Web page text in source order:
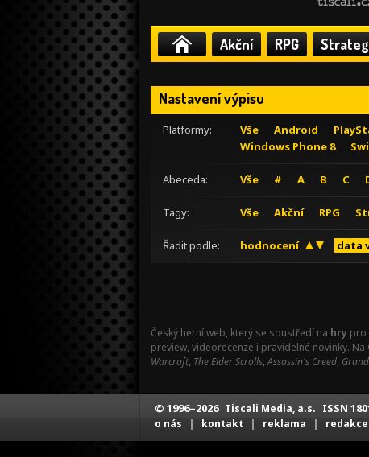
Akční RPG
Nastavení výpisu
Platformy: Vše Android
Windows Phone 8
Abeceda: Vše # A B C
Tagy: Vše Akční RPG
Řadit podle: hodnocení data
Český herní web, který se soustředí na hry pro
preview, videorecenze i pravidelné novinky.
Warcraft, The Elder Scrolls,Assassin's Creed,
© 1996–2026 Tiscali Media, a.s. ISSN
o nás | kontakt | reklama | redakce